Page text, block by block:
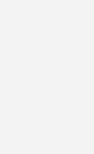
as-a-Service“ von
Sie war Co-Chefin
von Monteuren für
Kunden mit PV